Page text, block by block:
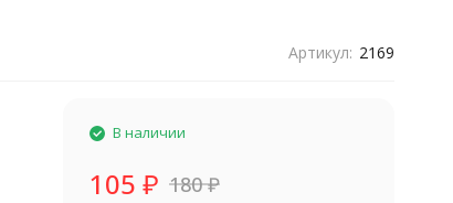
Артикул: 2169
В наличии
105 ₽ 180₽